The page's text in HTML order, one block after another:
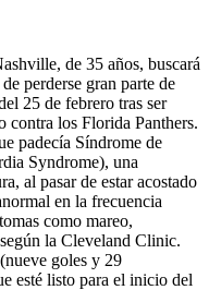
de 35 años, buscará
perderse gran parte de
25 de febrero tras ser
contra los Florida Panthers.
padecía Síndrome de
Syndrome), una
al pasar de estar acostado
en la frecuencia
como mareo,
la Cleveland Clinic.
goles y 29
esté listo para el inicio del